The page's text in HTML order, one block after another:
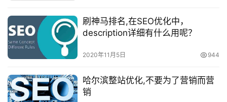
刷神马排名,在SEO优化中，
description详细有什么用呢？
2020年11月5日 944
哈尔滨整站优化,不要为了营销而营
销